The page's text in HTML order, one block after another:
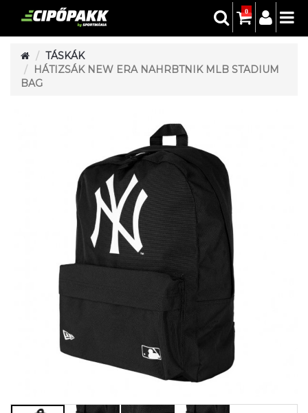
0
TÁSKÁK
HÁTIZSÁK NEW ERA NAHRBTNIK MLB STADIUM
BAG